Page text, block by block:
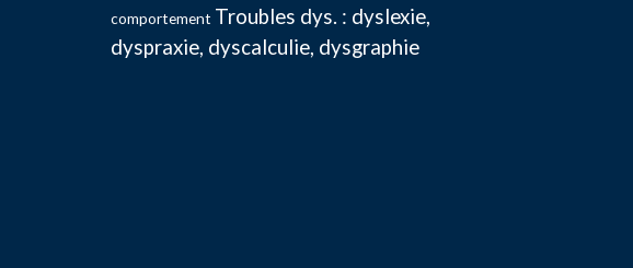
comportement Troubles dys. : dyslexie,
dyspraxie, dyscalculie, dysgraphie